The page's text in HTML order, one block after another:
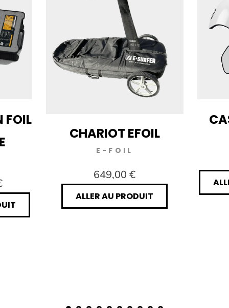
FOIL
CHARIOT EFOIL
E-FOIL
649,00 €
ALLER AU PRODUIT